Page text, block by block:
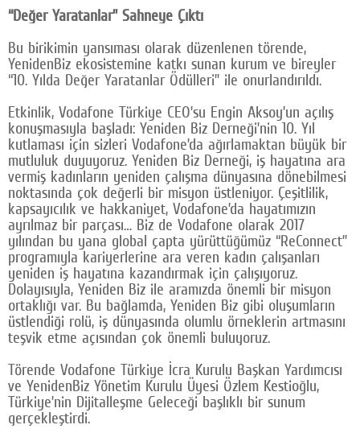
“Değer Yaratanlar” Sahneye Çıktı
Bu birikimin yansıması olarak düzenlenen törende,
YenidenBiz ekosistemine katkı sunan kurum ve bireyler
“10. Yılda Değer Yaratanlar Ödülleri” ile onurlandırıldı.
Etkinlik, Vodafone Türkiye CEO’su Engin Aksoy’un açılış
konuşmasıyla başladı: Yeniden Biz Derneği’nin 10. Yıl
kutlaması için sizleri Vodafone’da ağırlamaktan büyük bir
mutluluk duyuyoruz. Yeniden Biz Derneği, iş hayatına ara
vermiş kadınların yeniden çalışma dünyasına dönebilmesi
noktasında çok değerli bir misyon üstleniyor. Çeşitlilik,
kapsayıcılık ve hakkaniyet, Vodafone’da hayatımızın
ayrılmaz bir parçası… Biz de Vodafone olarak 2017
yılından bu yana global çapta yürüttüğümüz “ReConnect”
programıyla kariyerlerine ara veren kadın çalışanları
yeniden iş hayatına kazandırmak için çalışıyoruz.
Dolayısıyla, Yeniden Biz ile aramızda önemli bir misyon
ortaklığı var. Bu bağlamda, Yeniden Biz gibi oluşumların
üstlendiği rolü, iş dünyasında olumlu örneklerin artmasını
teşvik etme açısından çok önemli buluyoruz.
Törende Vodafone Türkiye İcra Kurulu Başkan Yardımcısı
ve YenidenBiz Yönetim Kurulu Üyesi Özlem Kestioğlu,
Türkiye’nin Dijitalleşme Geleceği başlıklı bir sunum
gerçekleştirdi.